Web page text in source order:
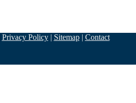
Privacy Policy| Sitemap| Contact